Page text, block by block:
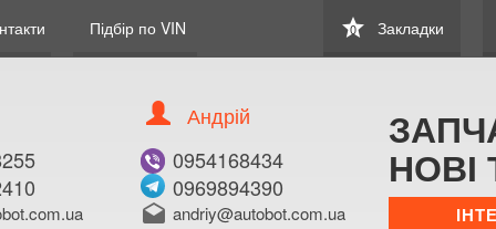
Підбір по VIN star
0 Закладки
Андрій
0954168434
0969894390
drafts andriy@autobot.com.ua
НОВІ
В ЗАКЛАДКИ КУПИТИ